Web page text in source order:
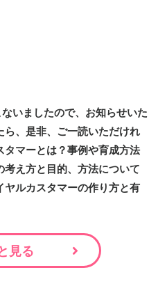
いましたので、お知らせいた
ら、是非、ご一読いただけれ
マーとは？事例や育成方法
え方と目的、方法について
ルカスタマーの作り方と有
見る